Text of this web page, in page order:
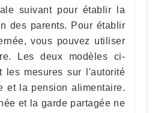
suivant pour établir la
des parents. Pour établir
vous pouvez utiliser
Les deux modèles ci-
les mesures sur l'autorité
et la pension alimentaire.
et la garde partagée ne